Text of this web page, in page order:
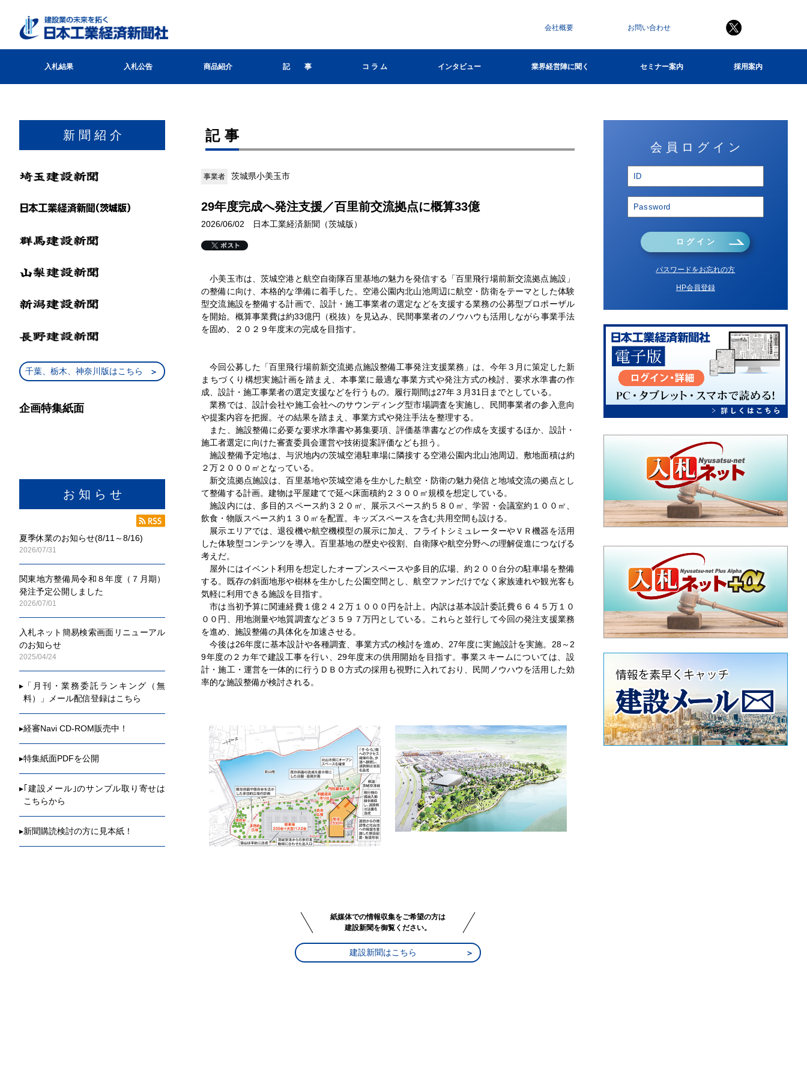
会社概要 お問い合わせ
入札結果 入札公告 商品紹介 記 事 コ ラ ム インタビュー 業界経営陣に聞く セミナー案内 採用案内
新 聞 紹 介
千葉、栃木、神奈川版はこちら
企画特集紙面
お 知 ら せ
夏季休業のお知らせ(8/11～8/16)
2026/07/31
関東地方整備局令和８年度（７月期）
発注予定公開しました
2026/07/01
入札ネット簡易検索画面リニューアル
のお知らせ
2025/04/24
▸ 「月刊・業務委託ランキング（無
料）」メール配信登録はこちら
▸経審Navi CD-ROM販売中！
▸特集紙面PDFを公開
▸ ｢建設メール｣のサンプル取り寄せは
こちらから
▸新聞購読検討の方に見本紙！
記事
事業者 茨城県小美玉市
29年度完成へ発注支援／百里前交流拠点に概算33億
2026/06/02 日本工業経済新聞（茨城版）
小美玉市は、茨城空港と航空自衛隊百里基地の魅力を発信する「百里飛行場前新交流拠点施設」
の整備に向け、本格的な準備に着手した。空港公園内北山池周辺に航空・防衛をテーマとした体験
型交流施設を整備する計画で、設計・施工事業者の選定などを支援する業務の公募型プロポーザル
を開始。概算事業費は約33億円（税抜）を見込み、民間事業者のノウハウも活用しながら事業手法
を固め、２０２９年度末の完成を目指す。
今回公募した「百里飛行場前新交流拠点施設整備工事発注支援業務」は、今年３月に策定した新
まちづくり構想実施計画を踏まえ、本事業に最適な事業方式や発注方式の検討、要求水準書の作
成、設計・施工事業者の選定支援などを行うもの。履行期間は27年３月31日までとしている。
業務では、設計会社や施工会社へのサウンディング型市場調査を実施し、民間事業者の参入意向
や提案内容を把握。その結果を踏まえ、事業方式や発注手法を整理する。
また、施設整備に必要な要求水準書や募集要項、評価基準書などの作成を支援するほか、設計・
施工者選定に向けた審査委員会運営や技術提案評価なども担う。
施設整備予定地は、与沢地内の茨城空港駐車場に隣接する空港公園内北山池周辺。敷地面積は約
２万２０００㎡となっている。
新交流拠点施設は、百里基地や茨城空港を生かした航空・防衛の魅力発信と地域交流の拠点とし
て整備する計画。建物は平屋建てで延べ床面積約２３００㎡規模を想定している。
施設内には、多目的スペース約３２０㎡、展示スペース約５８０㎡、学習・会議室約１００㎡、
飲食・物販スペース約１３０㎡を配置。キッズスペースを含む共用空間も設ける。
展示エリアでは、退役機や航空機模型の展示に加え、フライトシミュレーターやＶＲ機器を活用
した体験型コンテンツを導入。百里基地の歴史や役割、自衛隊や航空分野への理解促進につなげる
考えだ。
屋外にはイベント利用を想定したオープンスペースや多目的広場、約２００台分の駐車場を整備
する。既存の斜面地形や樹林を生かした公園空間とし、航空ファンだけでなく家族連れや観光客も
気軽に利用できる施設を目指す。
市は当初予算に関連経費１億２４２万１０００円を計上。内訳は基本設計委託費６６４５万１０
００円、用地測量や地質調査など３５９７万円としている。これらと並行して今回の発注支援業務
を進め、施設整備の具体化を加速させる。
今後は26年度に基本設計や各種調査、事業方式の検討を進め、27年度に実施設計を実施。28～2
9年度の２カ年で建設工事を行い、29年度末の供用開始を目指す。事業スキームについては、設
計・施工・運営を一体的に行うＤＢＯ方式の採用も視野に入れており、民間ノウハウを活用した効
率的な施設整備が検討される。
紙媒体での情報収集をご希望の方は
建設新聞を御覧ください。
建設新聞はこちら
会 員 ロ グ イ ン
ロ グ イ ン
パスワードをお忘れの方
HP会員登録